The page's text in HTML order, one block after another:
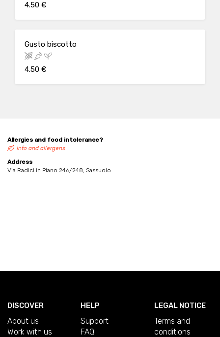
4.50 €
Gusto biscotto
4.50 €
Allergies and food intolerance?
Info and allergens
Address
Via Radici in Piano 246/248, Sassuolo
DISCOVER
About us
Work with us
HELP
Support
FAQ
LEGAL NOTICE
Terms and
conditions